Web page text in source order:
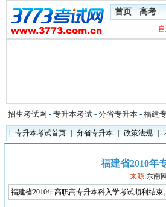
首页 高考
招生考试网 - 专升本考试 - 分省专升本 - 福建
专升本考试首页 分省专升本 政策法规
福建省2010年
来源:东南
福建省2010年高职高专升本科入学考试顺利结